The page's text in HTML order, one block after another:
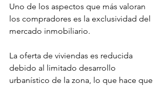
Uno de los aspectos que más valoran
los compradores es la exclusividad del
mercado inmobiliario.
La oferta de viviendas es reducida
debido al limitado desarrollo
urbanístico de la zona, lo que hace que